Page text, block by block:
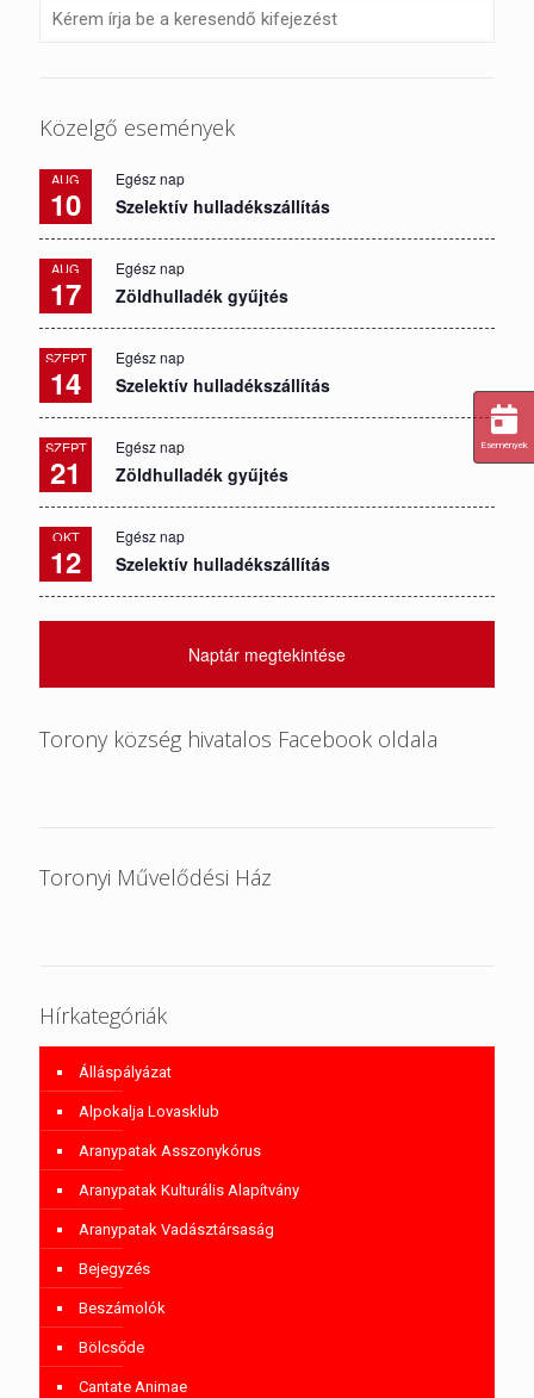
Közelgő események
AUG
10
Egész nap
Szelektív hulladékszállítás
AUG
17
Egész nap
Zöldhulladék gyűjtés
SZEPT
14
Egész nap
Szelektív hulladékszállítás
SZEPT
21
Egész nap
Zöldhulladék gyűjtés
OKT
12
Egész nap
Szelektív hulladékszállítás
Naptár megtekintése
Torony község hivatalos Facebook oldala
Toronyi Művelődési Ház
Hírkategóriák
Álláspályázat
Alpokalja Lovasklub
Aranypatak Asszonykórus
Aranypatak Kulturális Alapítvány
Aranypatak Vadásztársaság
Bejegyzés
Beszámolók
Bölcsőde
Cantate Animae
Események